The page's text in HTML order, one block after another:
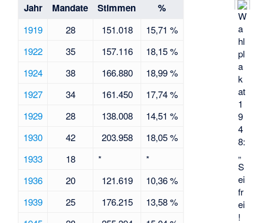
W
a
hl
pl
a
k
at
1
9
4
8:
„
S
ei
fr
ei
!
Jahr Mandate Stimmen %
1919 28 151.018
15,71 %
1922
35 157.116
18,15 %
1924
38 166.880
18,99 %
1927
34 161.450
17,74 %
1929
28 138.008
14,51 %
1930
42 203.958
18,05 %
1933
18 *
*
1936
20 121.619
10,36 %
1939
25 176.215
13,58 %